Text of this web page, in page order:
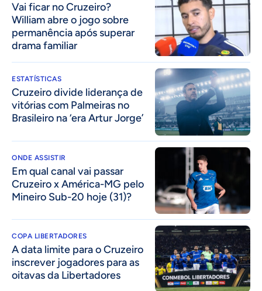
Vai ficar no Cruzeiro?
William abre o jogo sobre
permanência após superar
drama familiar
ESTATÍSTICAS
Cruzeiro divide liderança de
vitórias com Palmeiras no
Brasileiro na ‘era Artur Jorge’
ONDE ASSISTIR
Em qual canal vai passar
Cruzeiro x América-MG pelo
Mineiro Sub-20 hoje (31)?
COPA LIBERTADORES
A data limite para o Cruzeiro
inscrever jogadores para as
oitavas da Libertadores